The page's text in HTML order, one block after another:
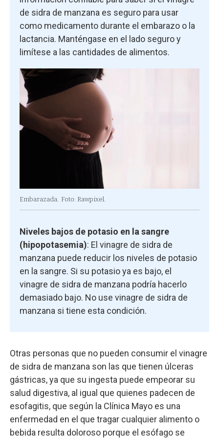
de sidra de manzana es seguro para usar
como medicamento durante el embarazo o la
lactancia. Manténgase en el lado seguro y
limítese a las cantidades de alimentos.
Embarazada. Foto: Rawpixel.
Niveles bajos de potasio en la sangre
(hipopotasemia): El vinagre de sidra de
manzana puede reducir los niveles de potasio
en la sangre. Si su potasio ya es bajo, el
vinagre de sidra de manzana podría hacerlo
demasiado bajo. No use vinagre de sidra de
manzana si tiene esta condición.
Otras personas que no pueden consumir el vinagre
de sidra de manzana son las que tienen úlceras
gástricas, ya que su ingesta puede empeorar su
salud digestiva, al igual que quienes padecen de
esofagitis, que según la Clínica Mayo es una
enfermedad en el que tragar cualquier alimento o
bebida resulta doloroso porque el esófago se